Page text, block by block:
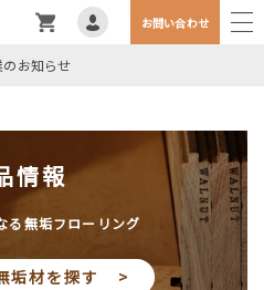
お問い合わせ
お知らせ
情報
る無垢フローリング
垢材を探す >